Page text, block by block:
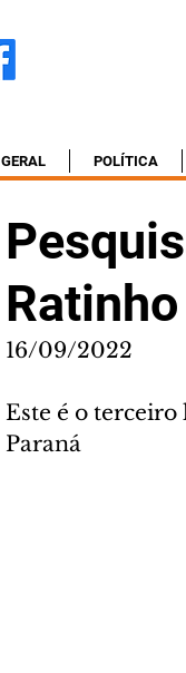
GERAL POLÍTICA
16/09/2022
Este é o
Paraná